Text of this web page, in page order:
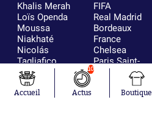
Khalis Merah
Loïs Openda
Moussa
Niakhaté
Nicolás
Tagliafico
Pavel Šulc
Gauthier Hein
Lionel Messi
FIFA
Real Madrid
Bordeaux
France
Chelsea
Paris Saint-
Germain
Olympique
lyonnais
Accueil
10
Actus Boutique